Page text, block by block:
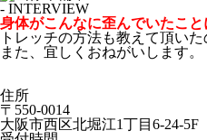
- INTERVIEW
身体がこんなに歪んでいたこと
トレッチの方法も教えて頂い
また、宜しくおねがいします。
住所
〒550-0014
大阪市西区北堀江1丁目6-24-5F